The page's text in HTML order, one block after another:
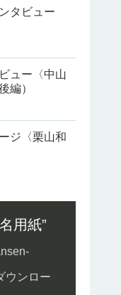
タビュー
ュー〈中山
編）
ジ〈栗山和
用紙”
ウンロー